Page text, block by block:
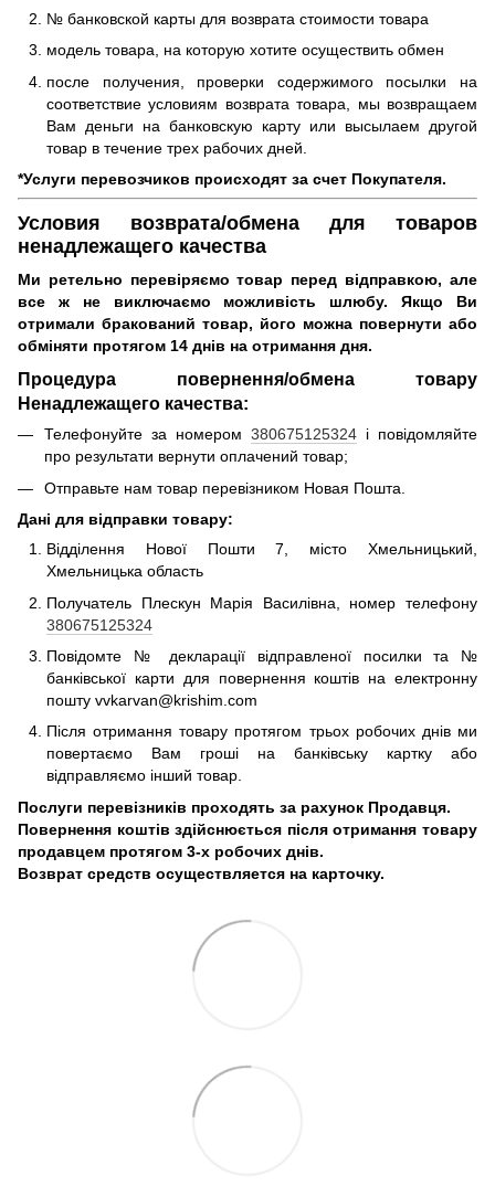
№ банковской карты для возврата стоимости товара
модель товара, на которую хотите осуществить обмен
после получения, проверки содержимого посылки на
соответствие условиям возврата товара, мы возвращаем
Вам деньги на банковскую карту или высылаем другой
товар в течение трех рабочих дней.
*Услуги перевозчиков происходят за счет Покупателя.
Условия возврата/обмена для товаров
ненадлежащего качества
Ми ретельно перевіряємо товар перед відправкою, але
все ж не виключаємо можливість шлюбу.Якщо Ви
отримали бракований товар, його можна повернути або
обміняти протягом 14 днів на отримання дня.
Процедура повернення/обмена товару
Ненадлежащего качества:
Телефонуйте за номером 380675125324 і повідомляйте
про результати вернути оплачений товар;
Отправьте нам товар перевізником Новая Пошта.
Дані для відправки товару:
Відділення Нової Пошти 7, місто Хмельницький,
Хмельницька область
Получатель Плескун Марія Василівна, номер телефону
380675125324
Повідомте № декларації відправленої посилки та №
банківської карти для повернення коштів на електронну
пошту vvkarvan@krishim.com
Після отримання товару протягом трьох робочих днів ми
повертаємо Вам гроші на банківську картку або
відправляємо інший товар.
Послуги перевізників проходять за рахунок Продавця.
Повернення коштів здійснюється після отримання товару
продавцем протягом 3-х робочих днів.
Возврат средств осуществляется на карточку.